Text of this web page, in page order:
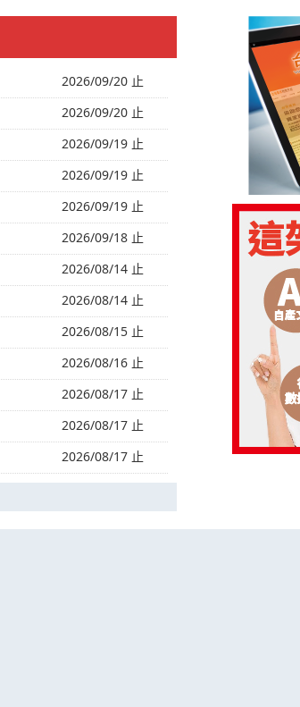
2026/09/20 止
2026/09/20 止
2026/09/19 止
2026/09/19 止
2026/09/19 止
2026/09/18 止
2026/08/14 止
2026/08/14 止
2026/08/15 止
2026/08/16 止
2026/08/17 止
2026/08/17 止
2026/08/17 止